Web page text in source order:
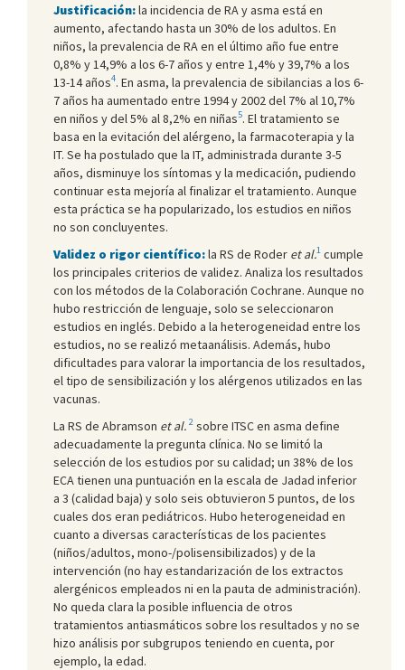
Justificación:la incidencia de RA y asma está en
aumento, afectando hasta un 30% de los adultos. En
niños, la prevalencia de RA en el último año fue entre
0,8% y 14,9% a los 6-7 años y entre 1,4% y 39,7% a los
13-14 años4. En asma, la prevalencia de sibilancias a los 6-
7 años ha aumentado entre 1994 y 2002 del 7% al 10,7%
en niños y del 5% al 8,2% en niñas5. El tratamiento se
basa en la evitación del alérgeno, la farmacoterapia y la
IT. Se ha postulado que la IT, administrada durante 3-5
años, disminuye los síntomas y la medicación, pudiendo
continuar esta mejoría al finalizar el tratamiento. Aunque
esta práctica se ha popularizado, los estudios en niños
no son concluyentes.
Validez o rigor científico:la RS de Roder et al.1 cumple
los principales criterios de validez. Analiza los resultados
con los métodos de la Colaboración Cochrane. Aunque no
hubo restricción de lenguaje, solo se seleccionaron
estudios en inglés. Debido a la heterogeneidad entre los
estudios, no se realizó metaanálisis. Además, hubo
dificultades para valorar la importancia de los resultados,
el tipo de sensibilización y los alérgenos utilizados en las
vacunas.
La RS de Abramson et al. 2 sobre ITSC en asma define
adecuadamente la pregunta clínica. No se limitó la
selección de los estudios por su calidad; un 38% de los
ECA tienen una puntuación en la escala de Jadad inferior
a 3 (calidad baja) y solo seis obtuvieron 5 puntos, de los
cuales dos eran pediátricos. Hubo heterogeneidad en
cuanto a diversas características de los pacientes
(niños/adultos, mono-/polisensibilizados) y de la
intervención (no hay estandarización de los extractos
alergénicos empleados ni en la pauta de administración).
No queda clara la posible influencia de otros
tratamientos antiasmáticos sobre los resultados y no se
hizo análisis por subgrupos teniendo en cuenta, por
ejemplo, la edad.